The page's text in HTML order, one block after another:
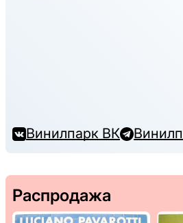
Винилпарк ВК
Распродажа